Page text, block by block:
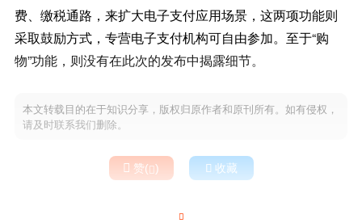
费、缴税通路，来扩大电子支付应用场景，这两项功能则
采取鼓励方式，专营电子支付机构可自由参加。至于“购
物”功能，则没有在此次的发布中揭露细节。
本文转载目的在于知识分享，版权归原作者和原刊所有。如有侵权，
请及时联系我们删除。
 赞()  收藏
